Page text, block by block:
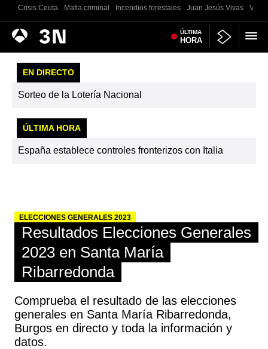
Crisis Ceuta Mafia criminal Incendios forestales Juan Jesús Vivas
Antena
3
Noticias ÚLTIMA
HORA
EN DIRECTO
Sorteo de la Lotería Nacional
ÚLTIMA HORA
España establece controles fronterizos con Italia
ELECCIONES GENERALES 2023
Resultados Elecciones Generales
2023 en Santa María
Ribarredonda
Comprueba el resultado de las elecciones
generales en Santa María Ribarredonda,
Burgos en directo y toda la información y
datos.